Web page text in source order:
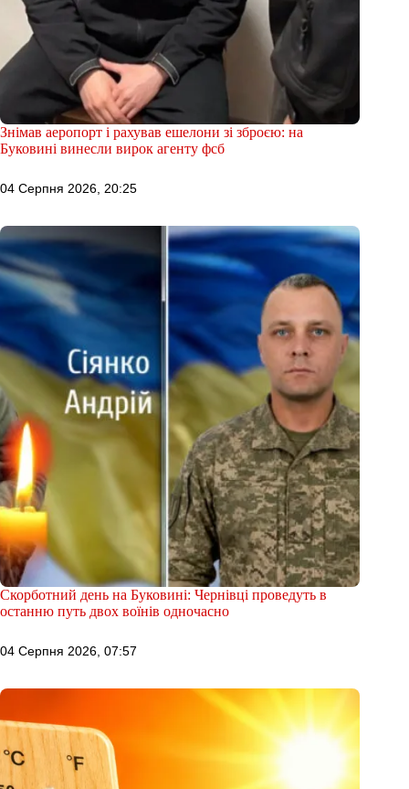
Знімав аеропорт і рахував ешелони зі зброєю: на
Буковині винесли вирок агенту фсб
04 Серпня 2026, 20:25
Скорботний день на Буковині: Чернівці проведуть в
останню путь двох воїнів одночасно
04 Серпня 2026, 07:57